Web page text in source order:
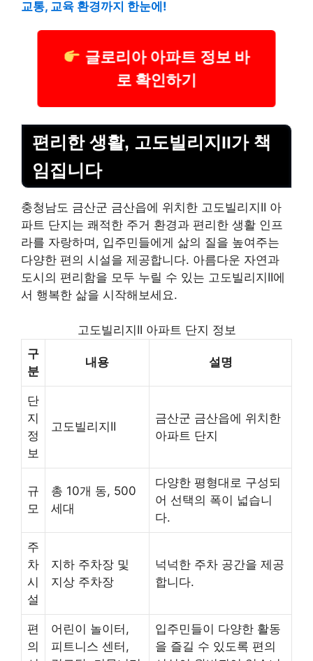
교통, 교육 환경까지 한눈에!
글로리아 아파트 정보 바
로 확인하기
편리한 생활, 고도빌리지II가 책
임집니다
충청남도 금산군 금산읍에 위치한 고도빌리지II 아
파트 단지는 쾌적한 주거 환경과 편리한 생활 인프
라를 자랑하며, 입주민들에게 삶의 질을 높여주는
다양한 편의 시설을 제공합니다. 아름다운 자연과
도시의 편리함을 모두 누릴 수 있는 고도빌리지II에
서 행복한 삶을 시작해보세요.
고도빌리지II 아파트 단지 정보
구
분
내용 설명
단
지
정
보
고도빌리지II
금산군 금산읍에 위치한
아파트 단지
규
모
총 10개 동, 500
세대
다양한 평형대로 구성되
어 선택의 폭이 넓습니
다.
주
차
시
설
지하 주차장 및
지상 주차장
넉넉한 주차 공간을 제공
합니다.
편
의
어린이 놀이터,
피트니스 센터,
입주민들이 다양한 활동
을 즐길 수 있도록 편의